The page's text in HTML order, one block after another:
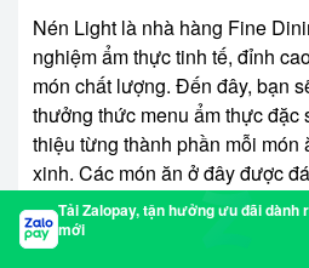
Tải Zalopay, tận hưởng ưu đãi dành
mới
Nén Light là nhà hàng Fine
nghiệm ẩm thực tinh tế, đỉnh
món chất lượng. Đến đây, bạn
thưởng thức menu ẩm thực đặc
thiệu từng thành phần mỗi món
xinh. Các món ăn ở đây được
bày cầu kì, hút mắt và sở hữu
giá trị dinh dưỡng cao.